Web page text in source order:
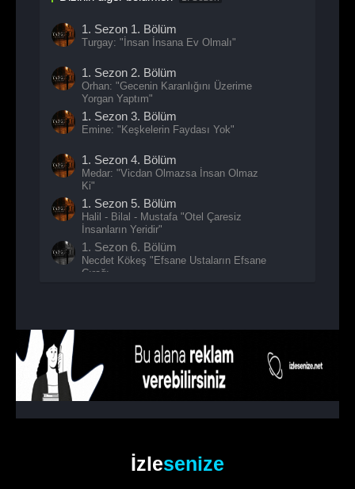
1. Sezon 1. Bölüm
Turgay: "İnsan İnsana Ev Olmalı"
1. Sezon 2. Bölüm
Orhan: "Gecenin Karanlığını Üzerime
Yorgan Yaptım"
1. Sezon 3. Bölüm
Emine: "Keşkelerin Faydası Yok"
1. Sezon 4. Bölüm
Medar: "Vicdan Olmazsa İnsan Olmaz
Ki"
1. Sezon 5. Bölüm
Halil - Bilal - Mustafa "Otel Çaresiz
İnsanların Yeridir"
1. Sezon 6. Bölüm
Necdet Kökeş "Efsane Ustaların Efsane
Çırağı
İzlesenize